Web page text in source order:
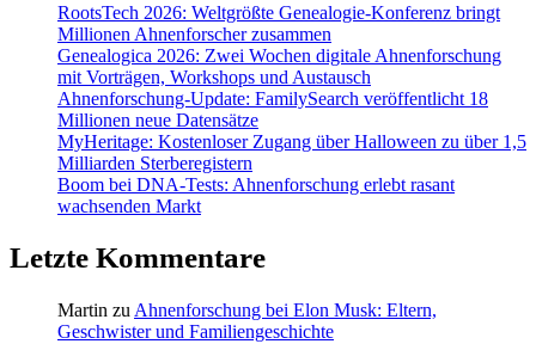
RootsTech 2026: Weltgrößte Genealogie-Konferenz bringt
Millionen Ahnenforscher zusammen
Genealogica 2026: Zwei Wochen digitale Ahnenforschung
mit Vorträgen, Workshops und Austausch
Ahnenforschung-Update: FamilySearch veröffentlicht 18
Millionen neue Datensätze
MyHeritage: Kostenloser Zugang über Halloween zu über 1,5
Milliarden Sterberegistern
Boom bei DNA-Tests: Ahnenforschung erlebt rasant
wachsenden Markt
Letzte Kommentare
Martin zu Ahnenforschung bei Elon Musk: Eltern,
Geschwister und Familiengeschichte